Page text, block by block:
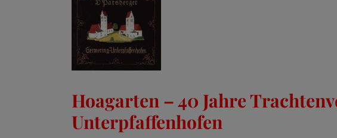
Hoagarten – 40 Jahre
Unterpfaffenhofen